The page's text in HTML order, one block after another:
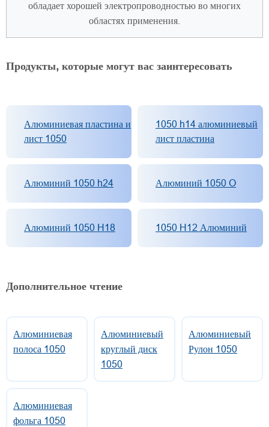
обладает хорошей электропроводностью во многих
областях применения.
Продукты, которые могут вас заинтересовать
Алюминиевая пластина и
лист 1050
1050 h14 алюминиевый
лист пластина
Алюминий 1050 h24 Алюминий 1050 O
Алюминий 1050 H18 1050 H12 Алюминий
Дополнительное чтение
Алюминиевая
полоса 1050
Алюминиевый
круглый диск
1050
Алюминиевый
Рулон 1050
Алюминиевая
фольга 1050